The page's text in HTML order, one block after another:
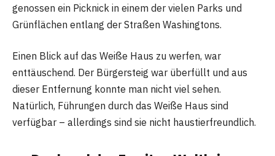
genossen ein Picknick in einem der vielen Parks und
Grünflächen entlang der Straßen Washingtons.
Einen Blick auf das Weiße Haus zu werfen, war
enttäuschend. Der Bürgersteig war überfüllt und aus
dieser Entfernung konnte man nicht viel sehen.
Natürlich, Führungen durch das Weiße Haus sind
verfügbar – allerdings sind sie nicht haustierfreundlich.